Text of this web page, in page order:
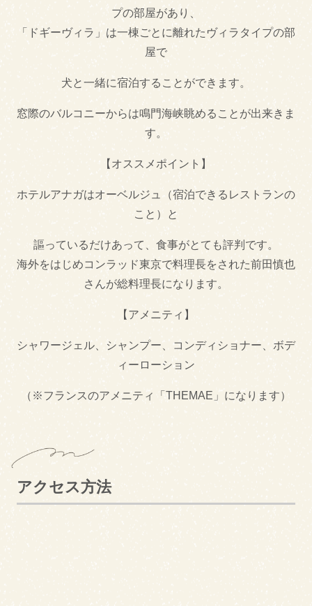
プの部屋があり、
「ドギーヴィラ」は一棟ごとに離れたヴィラタイプの部
屋で
犬と一緒に宿泊することができます。
窓際のバルコニーからは鳴門海峡眺めることが出来きま
す。
【オススメポイント】
ホテルアナガはオーベルジュ（宿泊できるレストランの
こと）と
謳っているだけあって、食事がとても評判です。
海外をはじめコンラッド東京で料理長をされた前田慎也
さんが総料理長になります。
【アメニティ】
シャワージェル、シャンプー、コンディショナー、ボデ
ィーローション
（※フランスのアメニティ「THEMAE」になります）
アクセス方法